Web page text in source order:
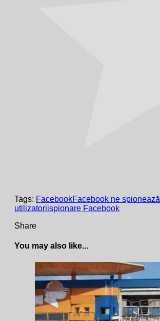
Tags: FacebookFacebook ne spionează
utilizatoriispionare Facebook
Share
You may also like...